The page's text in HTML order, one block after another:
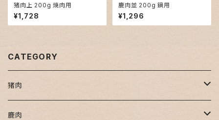
猪肉上 200g 焼肉用
¥1,728
鹿肉並 200g 鍋用
¥1,296
CATEGORY
猪肉
焼肉用
鹿肉